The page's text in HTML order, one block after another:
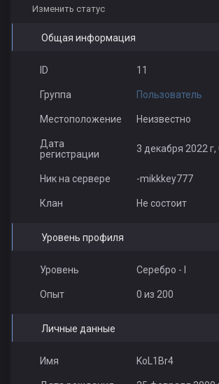
Изменить статус
Общая информация
ID 11
Группа Пользователь
Местоположение Неизвестно
Дата
регистрации
3 декабря 2022 г,
Ник на сервере -mikkkey777
Клан Не состоит
Уровень профиля
Уровень Серебро - I
Опыт 0 из 200
Личные данные
Имя KoL1Br4